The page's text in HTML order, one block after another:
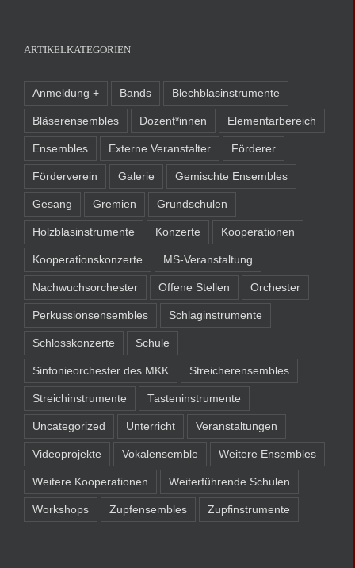
ARTIKELKATEGORIEN
Anmeldung + Bands Blechblasinstrumente
Bläserensembles Dozent*innen Elementarbereich
Ensembles Externe Veranstalter Förderer
Förderverein Galerie Gemischte Ensembles
Gesang Gremien Grundschulen
Holzblasinstrumente Konzerte Kooperationen
Kooperationskonzerte MS-Veranstaltung
Nachwuchsorchester Offene Stellen Orchester
Perkussionsensembles Schlaginstrumente
Schlosskonzerte Schule
Sinfonieorchester des MKK Streicherensembles
Streichinstrumente Tasteninstrumente
Uncategorized Unterricht Veranstaltungen
Videoprojekte Vokalensemble Weitere Ensembles
Weitere Kooperationen Weiterführende Schulen
Workshops Zupfensembles Zupfinstrumente